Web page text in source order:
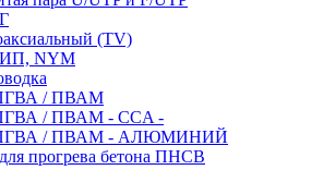
(TV)
NYM
/ ПВАМ
/ ПВАМ - CCA -
ПГВА / ПВАМ - АЛЮМИНИЙ
прогрева бетона ПНСВ